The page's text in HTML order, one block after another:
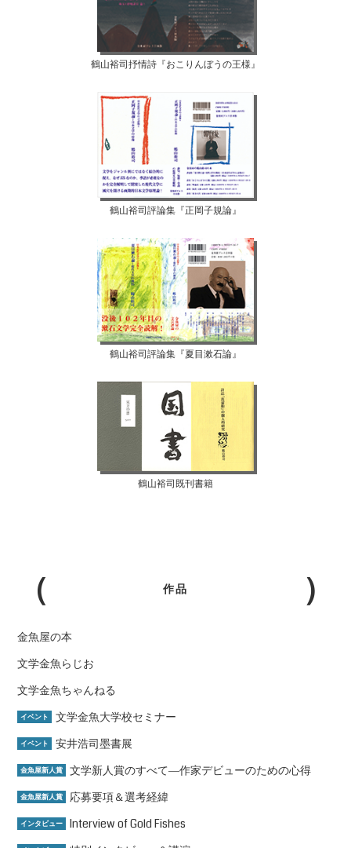
鶴山裕司抒情詩『おこりんぼうの王様』
鶴山裕司評論集『正岡子規論』
鶴山裕司評論集『夏目漱石論』
鶴山裕司既刊書籍
作品
金魚屋の本
文学金魚らじお
文学金魚ちゃんねる
イベント 文学金魚大学校セミナー
イベント 安井浩司墨書展
金魚屋新人賞 文学新人賞のすべて―作家デビューのための心得
金魚屋新人賞 応募要項＆選考経緯
インタビュー Interview of Gold Fishes